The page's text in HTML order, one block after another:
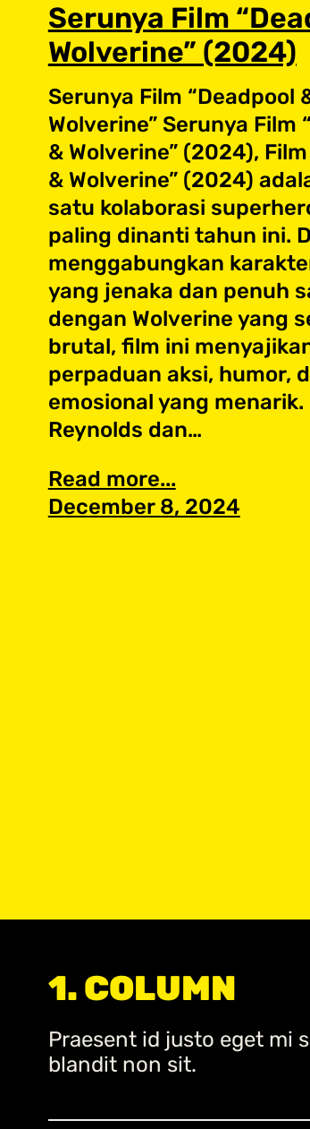
Serunya Film
Wolverine” (2024)
Serunya Film “Deadpool
Wolverine” Serunya Film
& Wolverine” (2024),
& Wolverine” (2024)
satu kolaborasi
paling dinanti tahun ini.
menggabungkan
yang jenaka dan penuh
dengan Wolverine yang
brutal, film ini
perpaduan aksi, humor,
emosional yang menarik.
Reynolds dan…
Read more...
December 8, 2024
1. COLUMN
Praesent id justo eget mi
blandit non sit.